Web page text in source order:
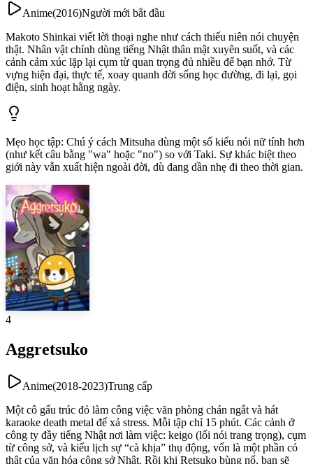
Anime(2016)Người mới bắt đầu
Makoto Shinkai viết lời thoại nghe như cách thiếu niên nói chuyện
thật. Nhân vật chính dùng tiếng Nhật thân mật xuyên suốt, và các
cảnh cảm xúc lặp lại cụm từ quan trọng đủ nhiều để bạn nhớ. Từ
vựng hiện đại, thực tế, xoay quanh đời sống học đường, đi lại, gọi
điện, sinh hoạt hằng ngày.
Mẹo học tập: Chú ý cách Mitsuha dùng một số kiểu nói nữ tính hơn
(như kết câu bằng "wa" hoặc "no") so với Taki. Sự khác biệt theo
giới này vẫn xuất hiện ngoài đời, dù đang dần nhẹ đi theo thời gian.
4
Aggretsuko
Anime(2018-2023)Trung cấp
Một cô gấu trúc đỏ làm công việc văn phòng chán ngắt và hát
karaoke death metal để xả stress. Mỗi tập chỉ 15 phút. Các cảnh ở
công ty đầy tiếng Nhật nơi làm việc: keigo (lối nói trang trọng), cụm
từ công sở, và kiểu lịch sự “cà khịa” thụ động, vốn là một phần có
thật của văn hóa công sở Nhật. Rồi khi Retsuko bùng nổ, bạn sẽ